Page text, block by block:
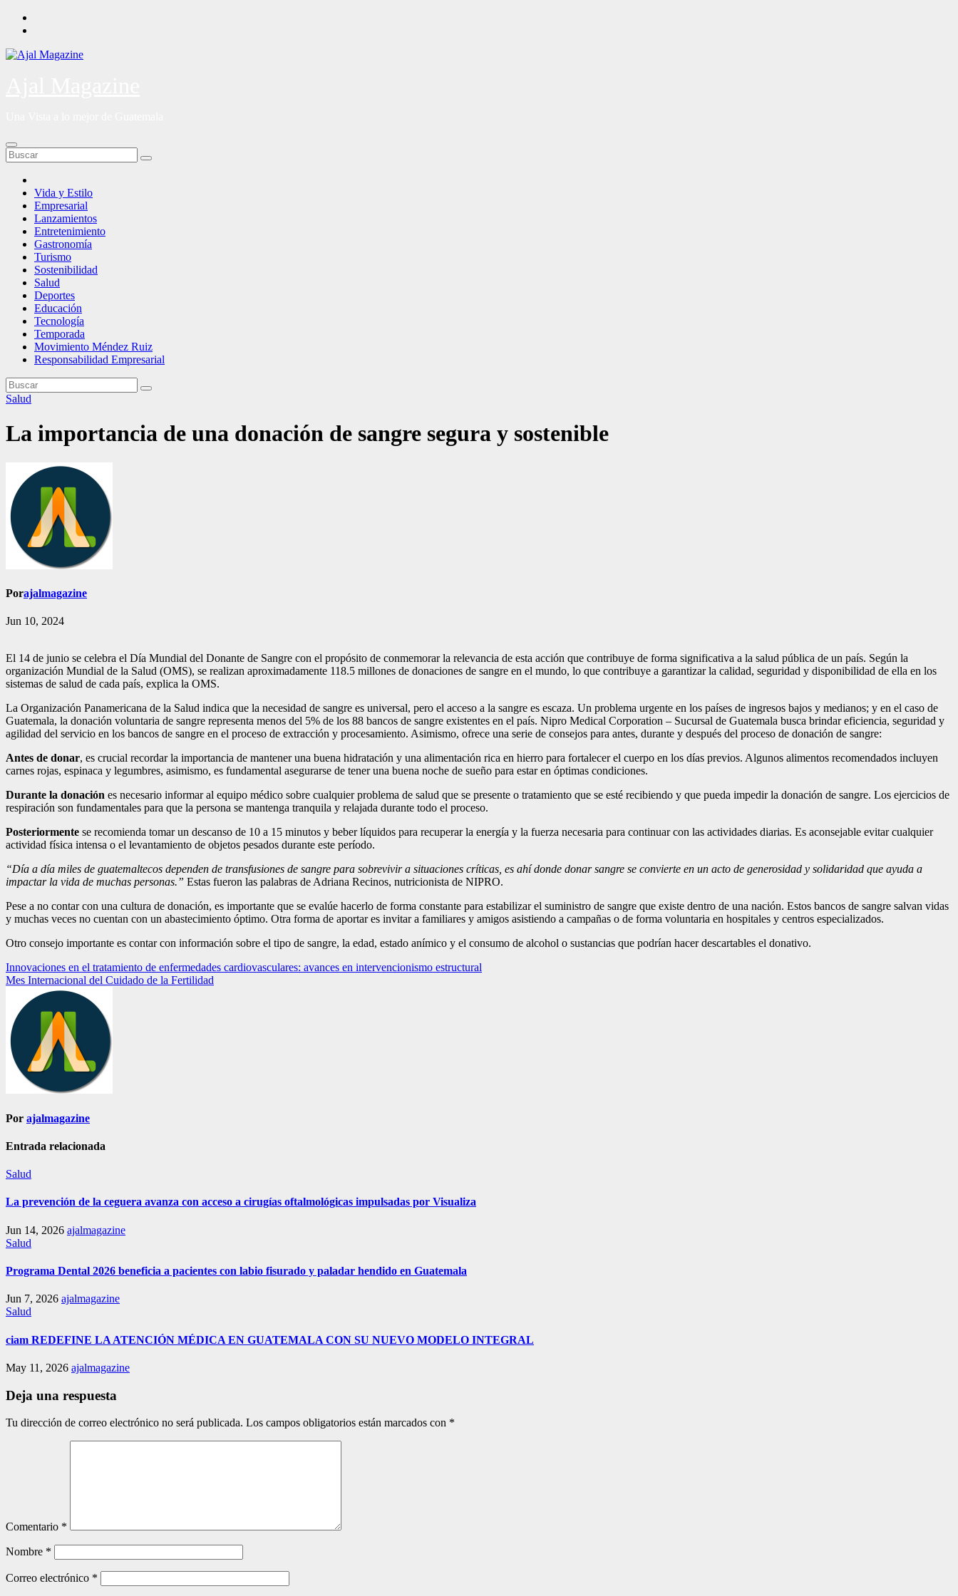
Saltar
Vida y Estilo
Empresarial
Lanzamientos
Entretenimiento
Gastronomía
Turismo
Sostenibilidad
Salud
Deportes
Educación
Tecnología
Temporada
Movimiento Méndez Ruiz
Responsabilidad Empresarial
Salud
La importancia de una donación de sangre segura y sostenible
Porajalmagazine
Jun 10, 2024
El 14 de junio se celebra el Día Mundial del Donante de Sangre con el propósito de conmemorar la relevancia de esta acción que contribuye de forma significativa a la salud pública de un país. Según la
organización Mundial de la Salud (OMS), se realizan aproximadamente 118.5 millones de donaciones de sangre en el mundo, lo que contribuye a garantizar la calidad, seguridad y disponibilidad de ella en los
sistemas de salud de cada país, explica la OMS.
La Organización Panamericana de la Salud indica que la necesidad de sangre es universal, pero el acceso a la sangre es escaza. Un problema urgente en los países de ingresos bajos y medianos; y en el caso de
Guatemala, la donación voluntaria de sangre representa menos del 5% de los 88 bancos de sangre existentes en el país. Nipro Medical Corporation – Sucursal de Guatemala busca brindar eficiencia, seguridad y
agilidad del servicio en los bancos de sangre en el proceso de extracción y procesamiento. Asimismo, ofrece una serie de consejos para antes, durante y después del proceso de donación de sangre:
Antes de donar, es crucial recordar la importancia de mantener una buena hidratación y una alimentación rica en hierro para fortalecer el cuerpo en los días previos. Algunos alimentos recomendados incluyen
carnes rojas, espinaca y legumbres, asimismo, es fundamental asegurarse de tener una buena noche de sueño para estar en óptimas condiciones.
Durante la donación es necesario informar al equipo médico sobre cualquier problema de salud que se presente o tratamiento que se esté recibiendo y que pueda impedir la donación de sangre. Los ejercicios de
respiración son fundamentales para que la persona se mantenga tranquila y relajada durante todo el proceso.
Posteriormente se recomienda tomar un descanso de 10 a 15 minutos y beber líquidos para recuperar la energía y la fuerza necesaria para continuar con las actividades diarias. Es aconsejable evitar cualquier
actividad física intensa o el levantamiento de objetos pesados durante este período.
“Día a día miles de guatemaltecos dependen de transfusiones de sangre para sobrevivir a situaciones críticas, es ahí donde donar sangre se convierte en un acto de generosidad y solidaridad que ayuda a
impactar la vida de muchas personas.” Estas fueron las palabras de Adriana Recinos, nutricionista de NIPRO.
Pese a no contar con una cultura de donación, es importante que se evalúe hacerlo de forma constante para estabilizar el suministro de sangre que existe dentro de una nación. Estos bancos de sangre salvan vidas
y muchas veces no cuentan con un abastecimiento óptimo. Otra forma de aportar es invitar a familiares y amigos asistiendo a campañas o de forma voluntaria en hospitales y centros especializados.
Otro consejo importante es contar con información sobre el tipo de sangre, la edad, estado anímico y el consumo de alcohol o sustancias que podrían hacer descartables el donativo.
Navegación
de
entradas
Innovaciones en el tratamiento de enfermedades cardiovasculares: avances en intervencionismo estructural
Mes Internacional del Cuidado de la Fertilidad
Por ajalmagazine
Entrada relacionada
Salud
La prevención de la ceguera avanza con acceso a cirugías oftalmológicas impulsadas por Visualiza
Jun 14, 2026 ajalmagazine
Salud
Programa Dental 2026 beneficia a pacientes con labio fisurado y paladar hendido en Guatemala
Jun 7, 2026 ajalmagazine
Salud
ciam REDEFINE LA ATENCIÓN MÉDICA EN GUATEMALA CON SU NUEVO MODELO INTEGRAL
May 11, 2026 ajalmagazine
Deja una respuesta
Tu dirección de correo electrónico no será publicada. Los campos obligatorios están marcados con *
Comentario *
Nombre *
Correo electrónico *